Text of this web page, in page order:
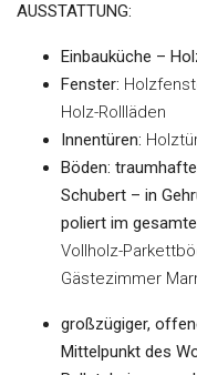
AUSSTATTUNG:
Einbauküche –
Fenster:
Holz-Rollläden
Innentüren:
Böden:
Schubert – in
poliert im
Vollholz-
Gästezimmer
großzügiger,
Mittelpunkt des